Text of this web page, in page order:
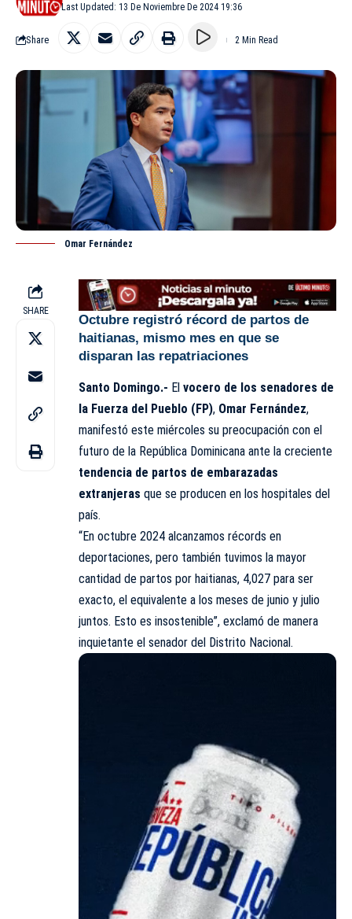
Last Updated: 13 De Noviembre De 2024 19:36
Share 2 Min Read
Omar Fernández
SHARE
Octubre registró récord de partos de
haitianas, mismo mes en que se
disparan las repatriaciones
Santo Domingo.- El vocero de los senadores de
la Fuerza del Pueblo (FP), Omar Fernández,
manifestó este miércoles su preocupación con el
futuro de la República Dominicana ante la creciente
tendencia de partos de embarazadas
extranjeras que se producen en los hospitales del
país.
“En octubre 2024 alcanzamos récords en
deportaciones, pero también tuvimos la mayor
cantidad de partos por haitianas, 4,027 para ser
exacto, el equivalente a los meses de junio y julio
juntos. Esto es insostenible”, exclamó de manera
inquietante el senador del Distrito Nacional.